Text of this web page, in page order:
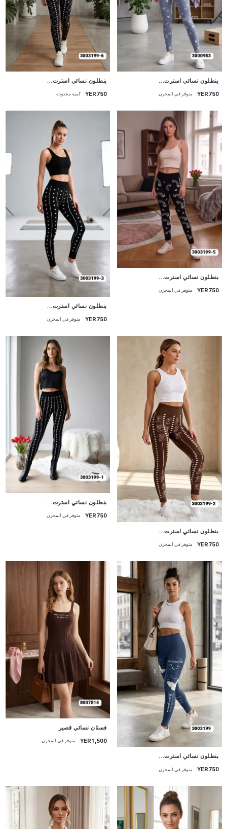
بنطلون نسائي استرت...
YER750 متوفر في المخزن
بنطلون نسائي استرت...
YER750 كمية محدودة
بنطلون نسائي استرت...
YER750 متوفر في المخزن
بنطلون نسائي استرت...
YER750 متوفر في المخزن
بنطلون نسائي استرت...
YER750 متوفر في المخزن
بنطلون نسائي استرت...
YER750 متوفر في المخزن
جديد
بنطلون نسائي استرت...
YER750 متوفر في المخزن
فستان نسائي قصير
YER1,500 متوفر في المخزن